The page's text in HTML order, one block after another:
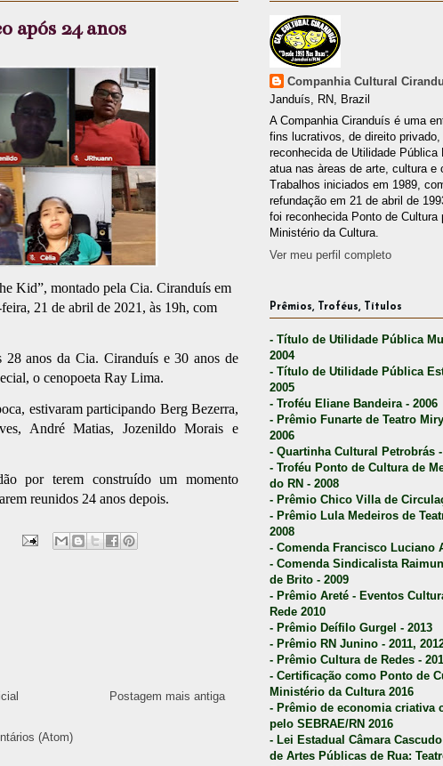
após 24 anos
Kid”, montado pela Cia. Ciranduís em
21 de abril de 2021, às 19h, com
28 anos da Cia. Ciranduís e 30 anos de
o cenopoeta Ray Lima.
estivaram participando Berg Bezerra,
André Matias, Jozenildo Morais e
por terem construído um momento
reunidos 24 anos depois.
Postagem mais antiga
(Atom)
Companhia Cultural
Janduís, RN, Brazil
A Companhia Ciranduís é uma
fins lucrativos, de direito privado,
reconhecida de Utilidade Pública
atua nas àreas de arte, cultura e
Trabalhos iniciados em 1989,
refundação em 21 de abril de
foi reconhecida Ponto de Cultura
Ministério da Cultura.
Ver meu perfil completo
Prêmios, Troféus, Títulos
- Título de Utilidade Pública
2004
- Título de Utilidade Pública
2005
- Troféu Eliane Bandeira - 2006
- Prêmio Funarte de Teatro
2006
- Quartinha Cultural Petrobrás -
- Troféu Ponto de Cultura de
do RN - 2008
- Prêmio Chico Villa de
- Prêmio Lula Medeiros de
2008
- Comenda Francisco Luciano
- Comenda Sindicalista
de Brito - 2009
- Prêmio Areté - Eventos
Rede 2010
- Prêmio Deífilo Gurgel - 2013
- Prêmio RN Junino - 2011,
- Prêmio Cultura de Redes -
- Certificação como Ponto de
Ministério da Cultura 2016
- Prêmio de economia criativa
pelo SEBRAE/RN 2016
- Lei Estadual Câmara Cascudo
de Artes Públicas de Rua: